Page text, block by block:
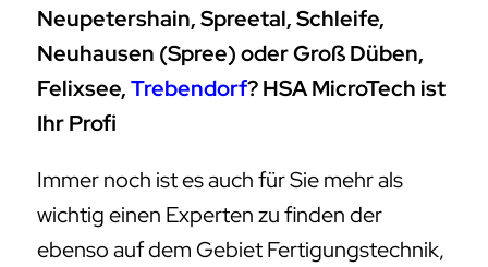
Neupetershain, Spreetal, Schleife,
Neuhausen (Spree) oder Groß Düben,
Felixsee,Trebendorf? HSA MicroTech ist
Ihr Profi
Immer noch ist es auch für Sie mehr als
wichtig einen Experten zu finden der
ebenso auf dem Gebiet Fertigungstechnik,